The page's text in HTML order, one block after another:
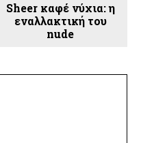
Sheer καφέ νύχια: η
εναλλακτική του
nude